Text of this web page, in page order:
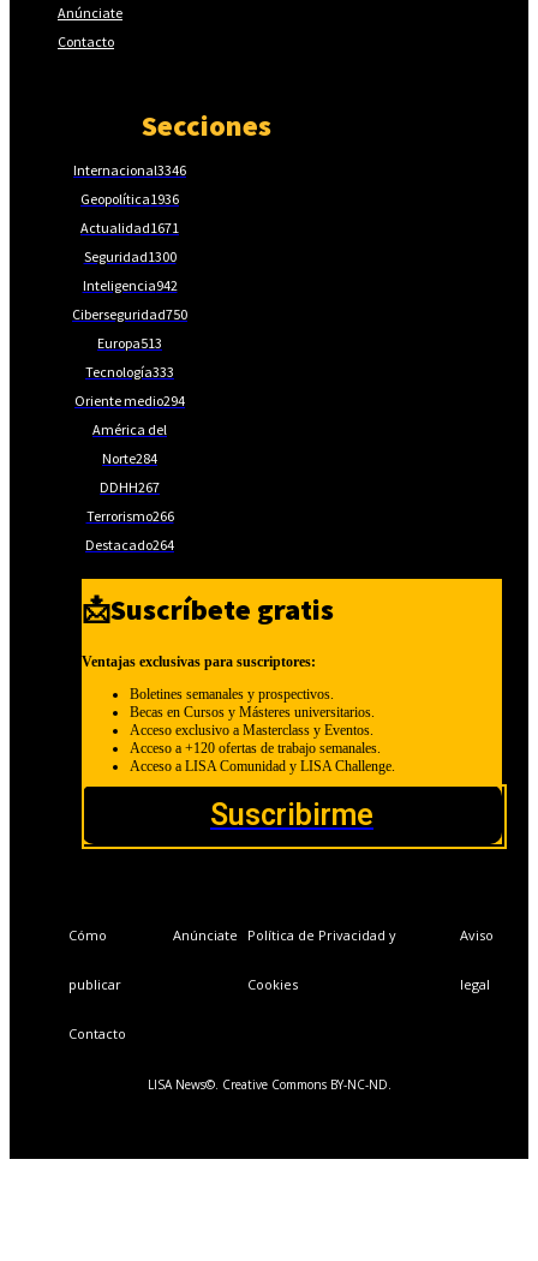
Anúnciate
Contacto
Secciones
Internacional3346
Geopolítica1936
Actualidad1671
Seguridad1300
Inteligencia942
Ciberseguridad750
Europa513
Tecnología333
Oriente medio294
América del
Norte284
DDHH267
Terrorismo266
Destacado264
📩Suscríbete gratis
Ventajas exclusivas para suscriptores:
Boletines semanales y prospectivos.
Becas en Cursos y Másteres universitarios.
Acceso exclusivo a Masterclass y Eventos.
Acceso a +120 ofertas de trabajo semanales.
Acceso a LISA Comunidad y LISA Challenge.
Suscribirme
Cómo
publicar
Anúnciate Política de Privacidad y
Cookies
Aviso
legal
Contacto
LISA News©. Creative Commons BY-NC-ND.